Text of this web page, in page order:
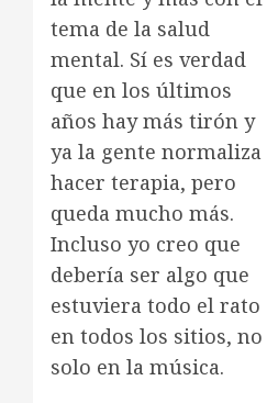
tema de la salud
mental. Sí es verdad
que en los últimos
años hay más tirón y
ya la gente normaliza
hacer terapia, pero
queda mucho más.
Incluso yo creo que
debería ser algo que
estuviera todo el rato
en todos los sitios, no
solo en la música.